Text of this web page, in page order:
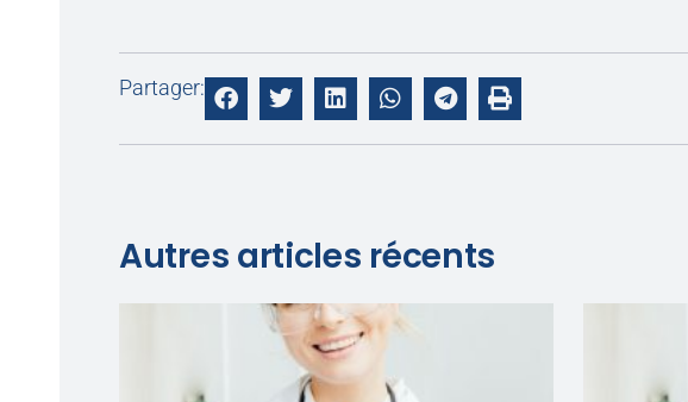
Partager:
Autres articles récents